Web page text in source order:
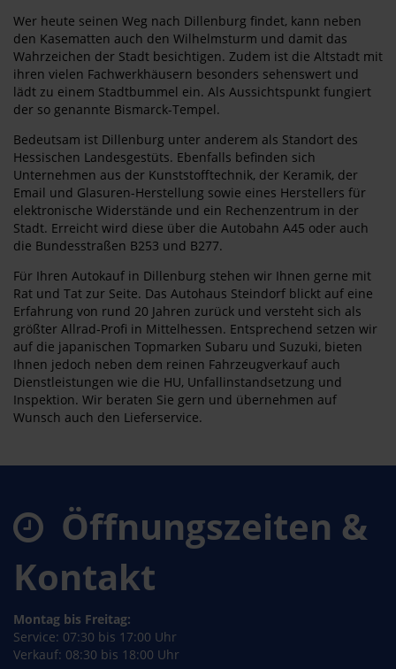
Wer heute seinen Weg nach Dillenburg findet, kann neben
den Kasematten auch den Wilhelmsturm und damit das
Wahrzeichen der Stadt besichtigen. Zudem ist die Altstadt mit
ihren vielen Fachwerkhäusern besonders sehenswert und
lädt zu einem Stadtbummel ein. Als Aussichtspunkt fungiert
der so genannte Bismarck-Tempel.
Bedeutsam ist Dillenburg unter anderem als Standort des
Hessischen Landesgestüts. Ebenfalls befinden sich
Unternehmen aus der Kunststofftechnik, der Keramik, der
Email und Glasuren-Herstellung sowie eines Herstellers für
elektronische Widerstände und ein Rechenzentrum in der
Stadt. Erreicht wird diese über die Autobahn A45 oder auch
die Bundesstraßen B253 und B277.
Für Ihren Autokauf in Dillenburg stehen wir Ihnen gerne mit
Rat und Tat zur Seite. Das Autohaus Steindorf blickt auf eine
Erfahrung von rund 20 Jahren zurück und versteht sich als
größter Allrad-Profi in Mittelhessen. Entsprechend setzen wir
auf die japanischen Topmarken Subaru und Suzuki, bieten
Ihnen jedoch neben dem reinen Fahrzeugverkauf auch
Dienstleistungen wie die HU, Unfallinstandsetzung und
Inspektion. Wir beraten Sie gern und übernehmen auf
Wunsch auch den Lieferservice.
Öffnungszeiten &
Kontakt
Montag bis Freitag:
Service: 07:30 bis 17:00 Uhr
Verkauf: 08:30 bis 18:00 Uhr